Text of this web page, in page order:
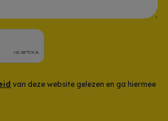
van deze website gelezen en ga hiermee